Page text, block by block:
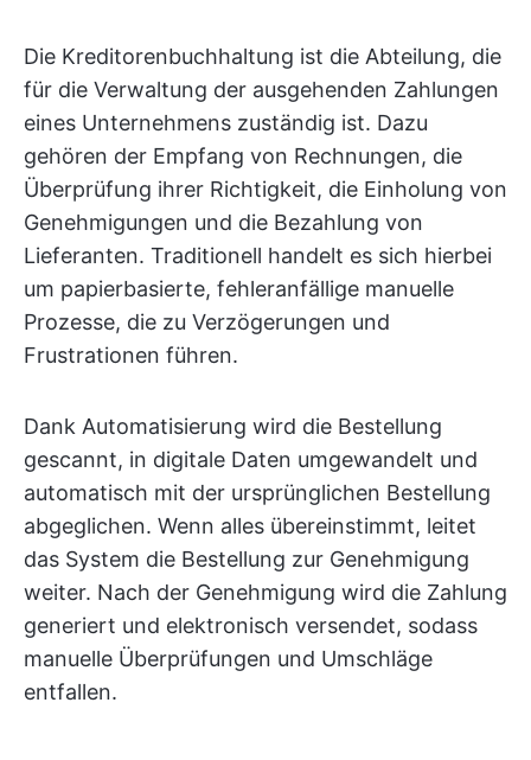
Die Kreditorenbuchhaltung ist die Abteilung, die
für die Verwaltung der ausgehenden Zahlungen
eines Unternehmens zuständig ist. Dazu
gehören der Empfang von Rechnungen, die
Überprüfung ihrer Richtigkeit, die Einholung von
Genehmigungen und die Bezahlung von
Lieferanten. Traditionell handelt es sich hierbei
um papierbasierte, fehleranfällige manuelle
Prozesse, die zu Verzögerungen und
Frustrationen führen.
Dank Automatisierung wird die Bestellung
gescannt, in digitale Daten umgewandelt und
automatisch mit der ursprünglichen Bestellung
abgeglichen. Wenn alles übereinstimmt, leitet
das System die Bestellung zur Genehmigung
weiter. Nach der Genehmigung wird die Zahlung
generiert und elektronisch versendet, sodass
manuelle Überprüfungen und Umschläge
entfallen.